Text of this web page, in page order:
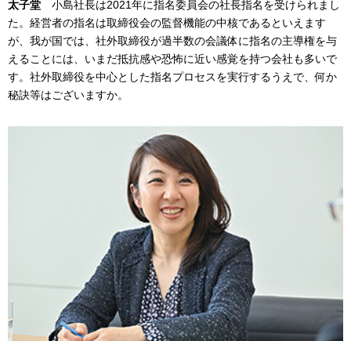
太子堂 小島社長は2021年に指名委員会の社長指名を受けられまし
た。経営者の指名は取締役会の監督機能の中核であるといえます
が、我が国では、社外取締役が過半数の会議体に指名の主導権を与
えることには、いまだ抵抗感や恐怖に近い感覚を持つ会社も多いで
す。社外取締役を中心とした指名プロセスを実行するうえで、何か
秘訣等はございますか。